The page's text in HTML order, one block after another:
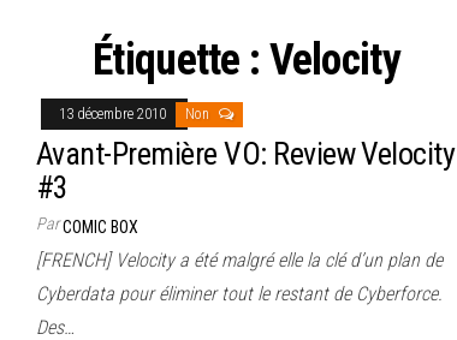
Étiquette : Velocity
13 décembre 2010 Non
Avant-Première VO: Review Velocity
#3
ParCOMIC BOX
[FRENCH] Velocity a été malgré elle la clé d’un plan de
Cyberdata pour éliminer tout le restant de Cyberforce.
Des…